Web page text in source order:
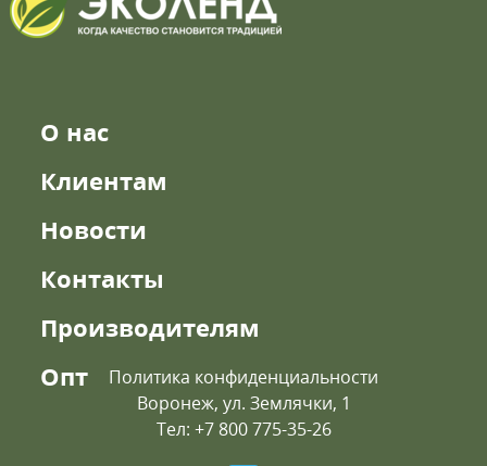
О нас
Клиентам
Новости
Контакты
Производителям
Опт
Политика конфиденциальности
Воронеж, ул. Землячки, 1
Тел: +7 800 775-35-26